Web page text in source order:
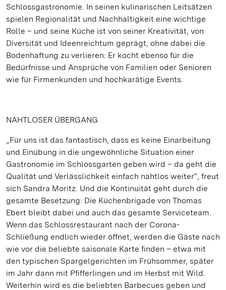
Schlossgastronomie. In seinen kulinarischen Leitsätzen
spielen Regionalität und Nachhaltigkeit eine wichtige
Rolle – und seine Küche ist von seiner Kreativität, von
Diversität und Ideenreichtum geprägt, ohne dabei die
Bodenhaftung zu verlieren: Er kocht ebenso für die
Bedürfnisse und Ansprüche von Familien oder Senioren
wie für Firmenkunden und hochkarätige Events.
NAHTLOSER ÜBERGANG
„Für uns ist das fantastisch, dass es keine Einarbeitung
und Einübung in die ungewöhnliche Situation einer
Gastronomie im Schlossgarten geben wird – da geht die
Qualität und Verlässlichkeit einfach nahtlos weiter“, freut
sich Sandra Moritz. Und die Kontinuität geht durch die
gesamte Besetzung: Die Küchenbrigade von Thomas
Ebert bleibt dabei und auch das gesamte Serviceteam.
Wenn das Schlossrestaurant nach der Corona-
Schließung endlich wieder öffnet, werden die Gäste nach
wie vor die beliebte saisonale Karte finden – etwa mit
den typischen Spargelgerichten im Frühsommer, später
im Jahr dann mit Pfifferlingen und im Herbst mit Wild.
Weiterhin wird es die beliebten Barbecues geben und